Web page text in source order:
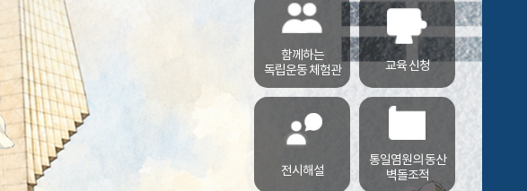
함께하는
독립운동 체험관
교육 신청
전시해설
통일염원의 동산
벽돌조적